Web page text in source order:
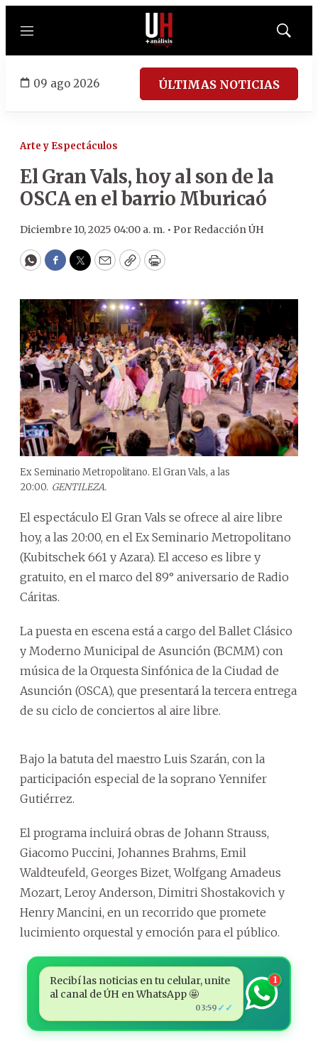
Menú
Mostrar
09 ago 2026 ÚLTIMAS NOTICIAS
Arte y Espectáculos
El Gran Vals, hoy al son de la
OSCA en el barrio Mburicaó
Diciembre 10, 2025 04:00 a. m. • Por Redacción ÚH
WhatsApp
Facebook
Twitter
EmailCopyPrint
Ex Seminario Metropolitano. El Gran Vals, a las
20:00. GENTILEZA.
El espectáculo El Gran Vals se ofrece al aire libre
hoy, a las 20:00, en el Ex Seminario Metropolitano
(Kubitschek 661 y Azara). El acceso es libre y
gratuito, en el marco del 89° aniversario de Radio
Cáritas.
La puesta en escena está a cargo del Ballet Clásico
y Moderno Municipal de Asunción (BCMM) con
música de la Orquesta Sinfónica de la Ciudad de
Asunción (OSCA), que presentará la tercera entrega
de su ciclo de conciertos al aire libre.
Bajo la batuta del maestro Luis Szarán, con la
participación especial de la soprano Yennifer
Gutiérrez.
El programa incluirá obras de Johann Strauss,
Giacomo Puccini, Johannes Brahms, Emil
Waldteufeld, Georges Bizet, Wolfgang Amadeus
Mozart, Leroy Anderson, Dimitri Shostakovich y
Henry Mancini, en un recorrido que promete
lucimiento orquestal y emoción para el público.
Recibí las noticias en tu celular, unite
al canal de ÚH en WhatsApp 🤩
03:59 ✓✓
1